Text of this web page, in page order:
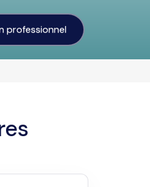
professionnel